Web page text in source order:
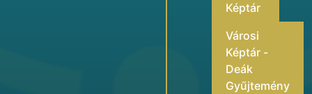
Képtár
Városi
Képtár -
Deák
Gyűjtemény